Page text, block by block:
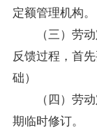
定额管理机构。
（三）劳动
反馈过程，首
础）
（四）劳动
期临时修订。